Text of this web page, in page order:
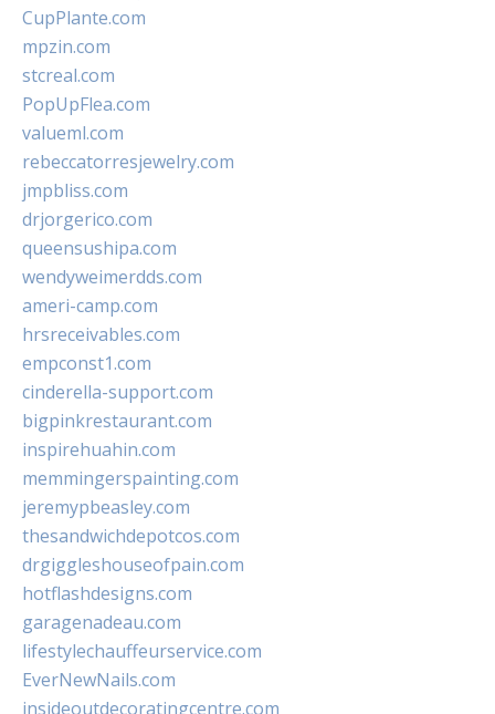
CupPlante.com
mpzin.com
stcreal.com
PopUpFlea.com
valueml.com
rebeccatorresjewelry.com
jmpbliss.com
drjorgerico.com
queensushipa.com
wendyweimerdds.com
ameri-camp.com
hrsreceivables.com
empconst1.com
cinderella-support.com
bigpinkrestaurant.com
inspirehuahin.com
memmingerspainting.com
jeremypbeasley.com
thesandwichdepotcos.com
drgiggleshouseofpain.com
hotflashdesigns.com
garagenadeau.com
lifestylechauffeurservice.com
EverNewNails.com
insideoutdecoratingcentre.com